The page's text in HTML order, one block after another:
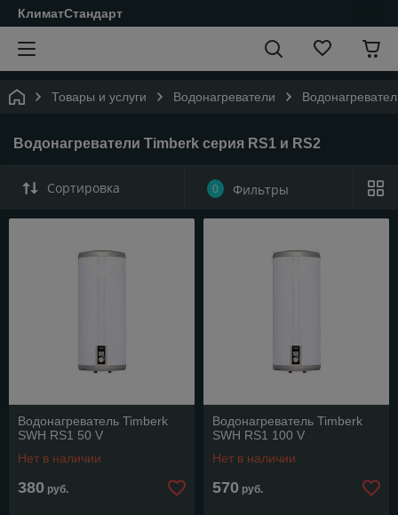
КлиматСтандарт
Товары и услуги Водонагреватели
Водонагреватели Timberk серия RS1 и RS2
Сортировка 0 Фильтры
Водонагреватель Timberk
SWH RS1 50 V
Нет в наличии
380 руб.
Водонагреватель Timberk
SWH RS1 100 V
Нет в наличии
570 руб.